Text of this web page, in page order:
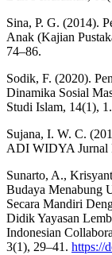
Sina, P. G. (2014).
Anak (Kajian
74–86.
Sodik, F. (2020).
Dinamika Sosial
Studi Islam, 14(1), 1.
Sujana, I. W. C.
ADI WIDYA Jurnal
Sunarto, A.,
Budaya Menabung
Secara Mandiri
Didik Yayasan
Indonesian
3(1), 29–41. https://